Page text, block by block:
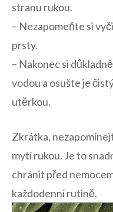
⁢stranu rukou.
– Nezapomeňte si
prsty.
– Nakonec‌ si
vodou a osušte je
⁣utěrkou.
Zkrátka,‌
mytí rukou. Je to
chránit před‌
každodenní​ rutině.